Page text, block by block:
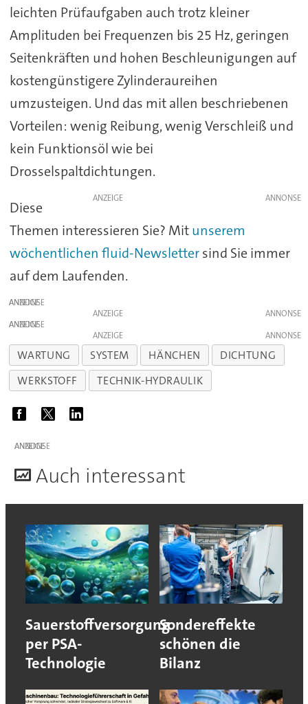
leichten Prüfaufgaben auch trotz kleiner
Amplituden bei Frequenzen bis 25 Hz, geringen
Seitenkräften und hohen Beschleunigungen auf
kostengünstigere Zylinderaureihen
umzusteigen. Und das mit allen beschriebenen
Vorteilen: wenig Reibung, wenig Verschleiß und
kein Funktionsöl wie bei
Drosselspaltdichtungen.
ANZEIGE
Diese
Themen interessieren Sie? Mitunserem
wöchentlichen fluid-Newslettersind Sie immer
auf dem Laufenden.
ANZEIGE
ANZEIGE
ANZEIGE
ANZEIGE
WARTUNG SYSTEM HÄNCHEN
DICHTUNG
WERKSTOFF
TECHNIK-HYDRAULIK
ANZEIGE
Auch interessant
Sauerstoffversorgung
per PSA-
Technologie
Sondereffekte
schönen die
Bilanz